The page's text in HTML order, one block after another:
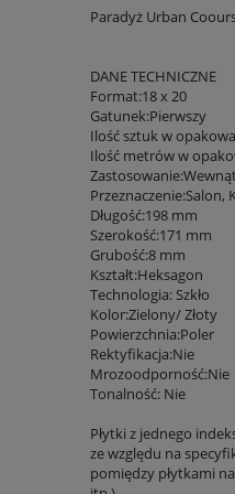
Paradyż Urban
DANE TECHNICZNE
Format:18 x 20
Gatunek:Pierwszy
Ilość sztuk w
Ilość metrów w
Przeznaczenie:Salon,
Długość:198 mm
Szerokość:171 mm
Grubość:8 mm
Kształt:Heksagon
Technologia: Szkło
Kolor:Zielony/ Złoty
Powierzchnia:Poler
Rektyfikacja:Nie
Mrozoodporność:Nie
Tonalność: Nie
Płytki z jednego
ze względu na
pomiędzy płytkami